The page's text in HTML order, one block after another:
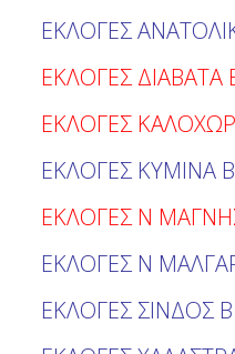
ΕΚΛΟΓΕΣ
ΕΚΛΟΓΕΣ ΔΙΑΒΑΤΑ
ΕΚΛΟΓΕΣ
ΕΚΛΟΓΕΣ ΚΥΜΙΝΑ Β
ΕΚΛΟΓΕΣ Ν
ΕΚΛΟΓΕΣ Ν
ΕΚΛΟΓΕΣ ΣΙΝΔΟΣ Β